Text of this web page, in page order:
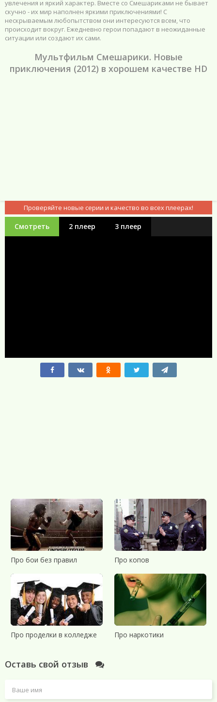
увлечения и яркий характер. Вместе со Смешариками не бывает
скучно - их мир наполнен яркими приключениями! С
нескрываемым любопытством они интересуются всем, что
происходит вокруг. Ежедневно герои попадают в неожиданные
ситуации или создают их сами.
Мультфильм Смешарики. Новые
приключения (2012) в хорошем качестве HD
Проверяйте новые серии и качество во всех плеерах!
Смотреть 2 плеер 3 плеер
Про бои без правил Про копов
Про проделки в колледже Про наркотики
Оставь свой отзыв